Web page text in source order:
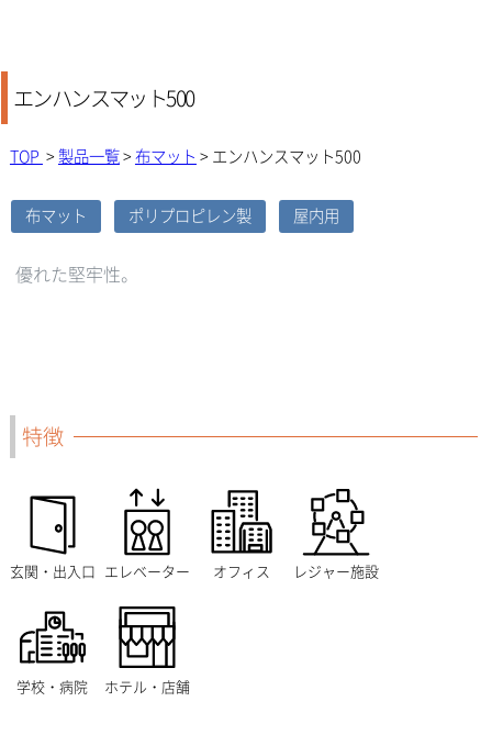
エンハンスマット500
TOP >製品一覧>布マット > エンハンスマット500
布マット ポリプロピレン製 屋内用
優れた堅牢性。
特徴
玄関・出入口 エレベーター オフィス レジャー施設
学校・病院 ホテル・店舗